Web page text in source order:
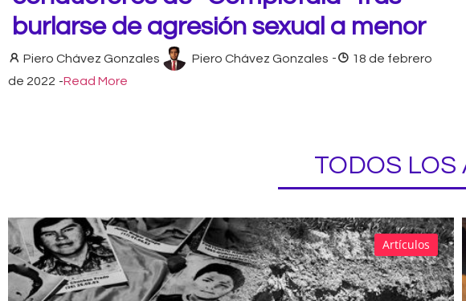
burlarse de agresión sexual a menor
Piero Chávez Gonzales Piero Chávez Gonzales -
18 de febrero
de 2022 -Read More
TODOS LOS
Artículos